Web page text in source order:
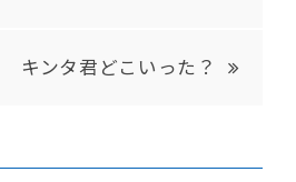
キンタ君どこいった？